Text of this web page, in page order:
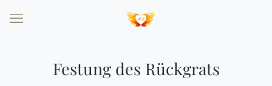
Festung des Rückgrats